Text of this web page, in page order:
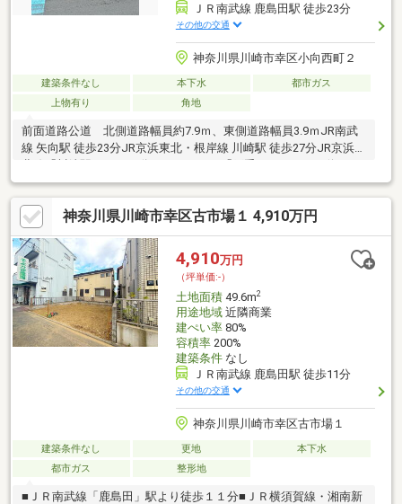
ＪＲ南武線 鹿島田駅 徒歩23分
その他の交通
神奈川県川崎市幸区小向西町２
建築条件なし 本下水
都市ガス
上物有り
角地
前面道路公道 北側道路幅員約7.9ｍ、東側道路幅員3.9ｍJR南武
線 矢向駅 徒歩23分JR京浜東北・根岸線 川崎駅 徒歩27分JR京浜東
北線「川崎駅」バス13分 「戸手一丁目」バス停まで
徒歩5分 近隣商業地域 建ぺい率80％ 容積率200％
神奈川県川崎市幸区古市場１ 4,910万円
4,910万円
（坪単価:-）
土地面積49.6m2
用途地域近隣商業
建ぺい率80%
容積率200%
建築条件なし
ＪＲ南武線 鹿島田駅 徒歩11分
その他の交通
神奈川県川崎市幸区古市場１
建築条件なし 更地
本下水
都市ガス
整形地
■ＪＲ南武線「鹿島田」駅より徒歩１１分■ＪＲ横須賀線・湘南新